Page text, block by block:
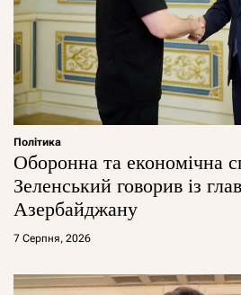
Політика
Оборонна та економічна
Зеленський говорив із
Азербайджану
7 Серпня, 2026